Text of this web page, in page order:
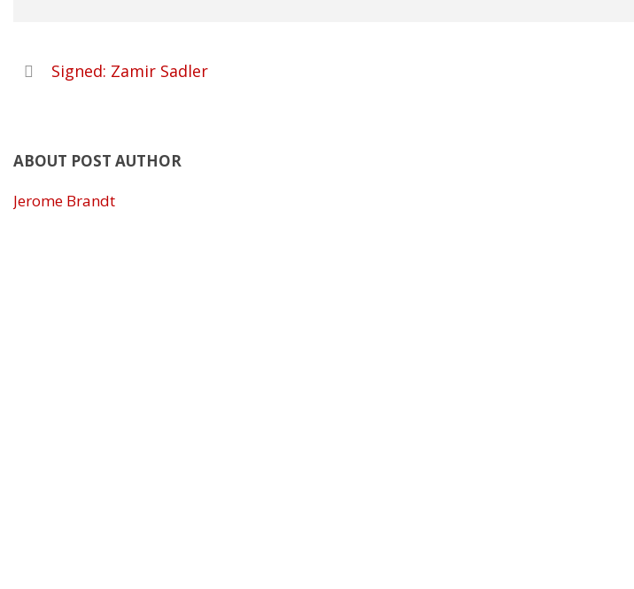
Signed: Zamir Sadler
ABOUT POST AUTHOR
Jerome Brandt